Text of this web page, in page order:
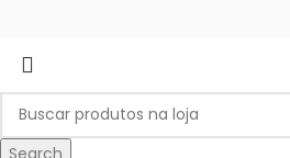
Search